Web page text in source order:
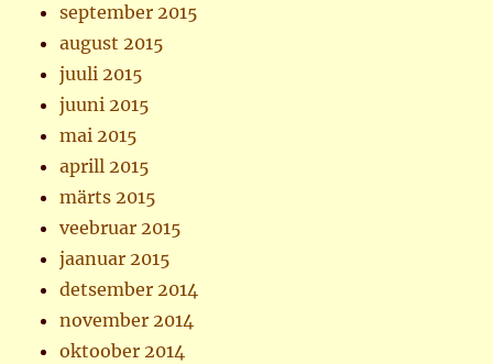
september 2015
august 2015
juuli 2015
juuni 2015
mai 2015
aprill 2015
märts 2015
veebruar 2015
jaanuar 2015
detsember 2014
november 2014
oktoober 2014